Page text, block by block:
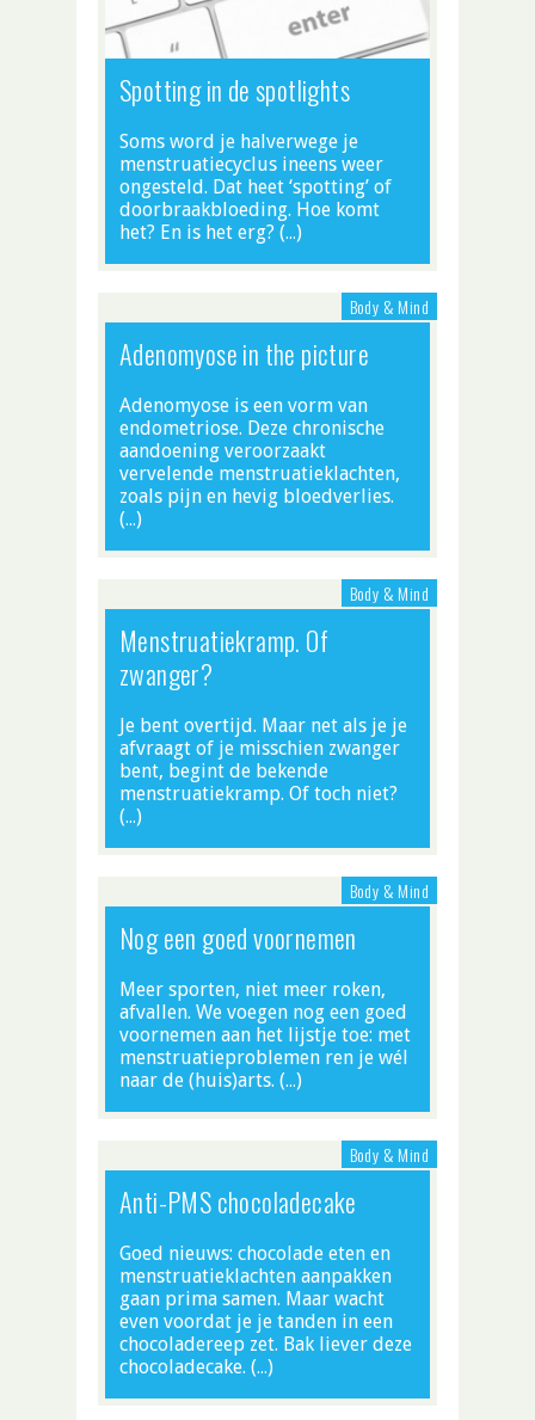
Spotting in de spotlights
Soms word je halverwege je
menstruatiecyclus ineens weer
ongesteld. Dat heet ‘spotting’ of
doorbraakbloeding. Hoe komt
het? En is het erg? (…)
Body & Mind
Adenomyose in the picture
Adenomyose is een vorm van
endometriose. Deze chronische
aandoening veroorzaakt
vervelende menstruatieklachten,
zoals pijn en hevig bloedverlies.
(…)
Body & Mind
Menstruatiekramp. Of
zwanger?
Je bent overtijd. Maar net als je je
afvraagt of je misschien zwanger
bent, begint de bekende
menstruatiekramp. Of toch niet?
(…)
Body & Mind
Nog een goed voornemen
Meer sporten, niet meer roken,
afvallen. We voegen nog een goed
voornemen aan het lijstje toe: met
menstruatieproblemen ren je wél
naar de (huis)arts. (…)
Body & Mind
Anti-PMS chocoladecake
Goed nieuws: chocolade eten en
menstruatieklachten aanpakken
gaan prima samen. Maar wacht
even voordat je je tanden in een
chocoladereep zet. Bak liever deze
chocoladecake. (…)